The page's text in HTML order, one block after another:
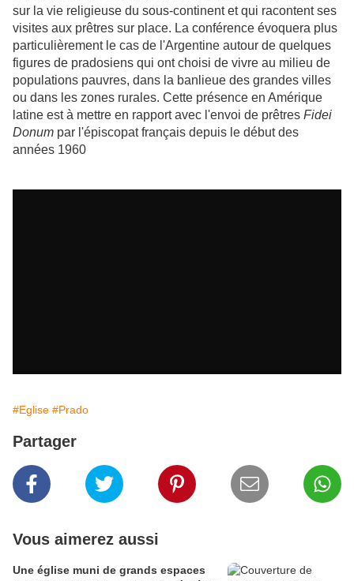
sur la vie religieuse du sous-continent et qui racontent ses
visites aux prêtres sur place. La conférence évoquera plus
particulièrement le cas de l'Argentine autour de quelques
figures de pradosiens qui ont choisi de vivre au milieu de
populations pauvres, dans la banlieue des grandes villes
ou dans les zones rurales. Cette présence en Amérique
latine est à mettre en rapport avec l'envoi de prêtres Fidei
Donum par l'épiscopat français depuis le début des
années 1960
#Eglise #Prado
Partager
Vous aimerez aussi
Une église muni de grands espaces